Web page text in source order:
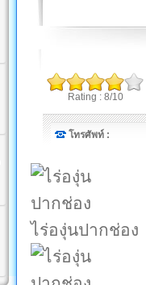
Rating : 8/10
โทรศัพท์ :
ไร่องุ่นปากช่อง